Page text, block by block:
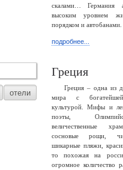
скалами… Германия
высоким уровнем
порядком и автобанами.
подробнее...
отели
Греция
Греция – одна из
мира с
культурой. Мифы и
поэты,
величественные
сосновые рощи,
шикарные пляжи,
то похожая на
огромное количество